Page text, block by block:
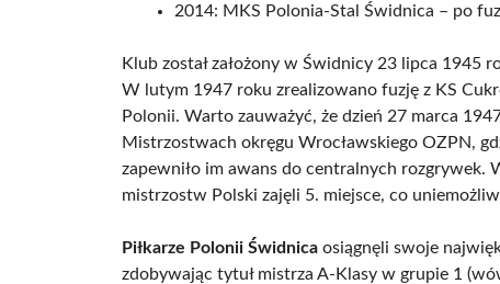
2014: MKS Polonia-Stal Świdnica – po
Klub został założony w Świdnicy 23 lipca 1945
W lutym 1947 roku zrealizowano fuzję z KS
Polonii. Warto zauważyć, że dzień 27 marca
Mistrzostwach okręgu Wrocławskiego OZPN,
zapewniło im awans do centralnych rozgrywek.
mistrzostw Polski zajęli 5. miejsce, co
Piłkarze Polonii Świdnica osiągnęli swoje
zdobywając tytuł mistrza A-Klasy w grupie 1